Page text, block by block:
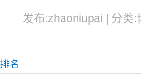
发布:zhaoniupai | 分类
名